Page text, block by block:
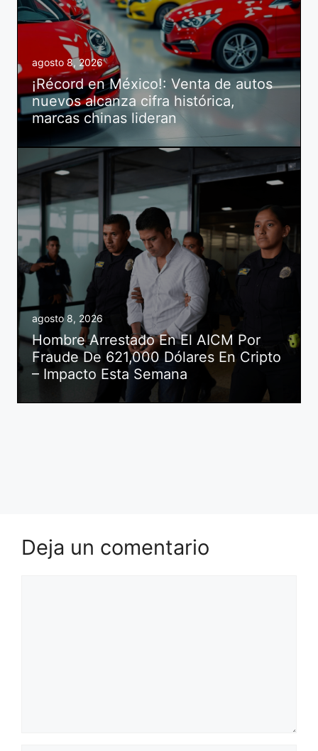
agosto 8, 2026
¡Récord en México!: Venta de autos
nuevos alcanza cifra histórica,
marcas chinas lideran
agosto 8, 2026
Hombre Arrestado En El AICM Por
Fraude De 621,000 Dólares En Cripto
– Impacto Esta Semana
Deja un comentario